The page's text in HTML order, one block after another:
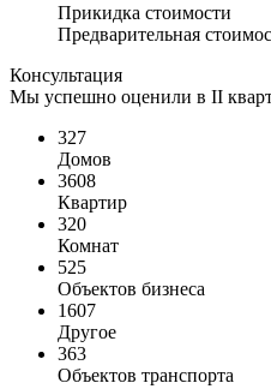
Прикидка стоимости
Предварительная
Консультация
Мы успешно оценили в II
327
Домов
3608
Квартир
320
Комнат
525
Объектов бизнеса
1607
Другое
363
Объектов транспорта